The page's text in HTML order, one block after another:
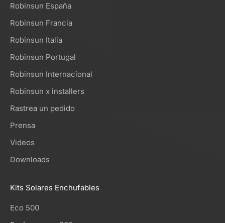
Robinsun España
Robinsun Francia
Robinsun Italia
Robinsun Portugal
Robinsun Internacional
Robinsun x installers
Rastrea un pedido
Prensa
Videos
Downloads
Kits Solares Enchufables
Eco 500